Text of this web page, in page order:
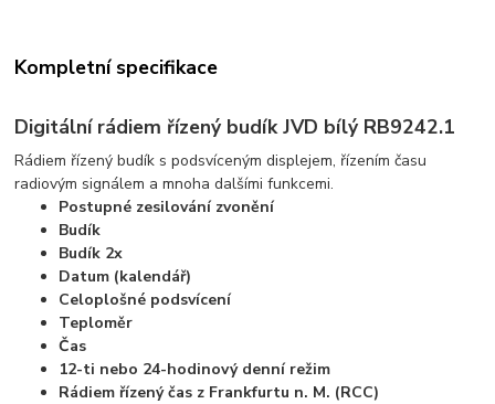
Kompletní specifikace
Digitální rádiem řízený budík JVD bílý RB9242.1
Rádiem řízený budík s podsvíceným displejem, řízením času
radiovým signálem a mnoha dalšími funkcemi.
Postupné zesilování zvonění
Budík
Budík 2x
Datum (kalendář)
Celoplošné podsvícení
Teploměr
Čas
12-ti nebo 24-hodinový denní režim
Rádiem řízený čas z Frankfurtu n. M. (RCC)